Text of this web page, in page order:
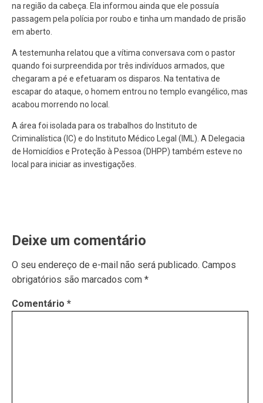
na região da cabeça. Ela informou ainda que ele possuía
passagem pela polícia por roubo e tinha um mandado de prisão
em aberto.
A testemunha relatou que a vítima conversava com o pastor
quando foi surpreendida por três indivíduos armados, que
chegaram a pé e efetuaram os disparos. Na tentativa de
escapar do ataque, o homem entrou no templo evangélico, mas
acabou morrendo no local.
A área foi isolada para os trabalhos do Instituto de
Criminalística (IC) e do Instituto Médico Legal (IML). A Delegacia
de Homicídios e Proteção à Pessoa (DHPP) também esteve no
local para iniciar as investigações.
Deixe um comentário
O seu endereço de e-mail não será publicado. Campos
obrigatórios são marcados com *
Comentário *